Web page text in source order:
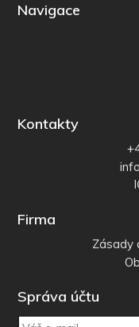
Navigace
Kontakty
Firma
Zásady
Správa účtu